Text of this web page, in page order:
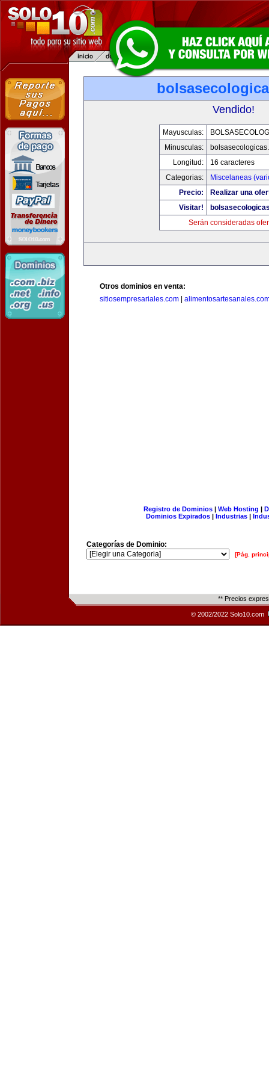
Vendido!
Mayusculas:
Minusculas:
Longitud:
16 caracteres
Categorias:
Miscelaneas
Precio:
Realizar una
Visitar!
Serán consideradas
Otros dominios en venta:
sitiosempresariales.com
Registro de Dominios| Web Hosting |
Dominios Expirados | Industrias |
Categorías de Dominio:
[Pág.
** Precios
© 2002/2022 Solo10.com